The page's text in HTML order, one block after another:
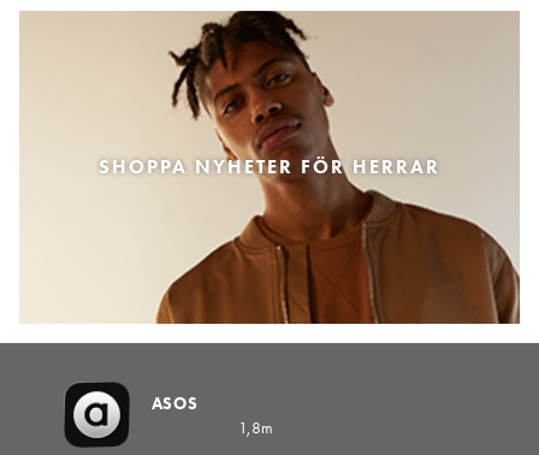
SHOPPA NYHETER FÖR HERRAR
ASOS
1,8m